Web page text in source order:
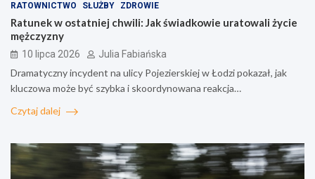
RATOWNICTWO SŁUŻBY ZDROWIE
Ratunek w ostatniej chwili: Jak świadkowie uratowali życie
mężczyzny
10 lipca 2026 Julia Fabiańska
Dramatyczny incydent na ulicy Pojezierskiej w Łodzi pokazał, jak
kluczowa może być szybka i skoordynowana reakcja…
Czytaj dalej